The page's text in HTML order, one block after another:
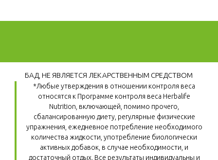
БАД, НЕ ЯВЛЯЕТСЯ ЛЕКАРСТВЕННЫМ СРЕДСТВОМ
*Любые утверждения в отношении контроля веса
относятся к Программе контроля веса Herbalife
Nutrition, включающей, помимо прочего,
сбалансированную диету, регулярные физические
упражнения, ежедневное потребление необходимого
количества жидкости, употребление биологически
активных добавок, в случае необходимости, и
достаточный отдых. Все результаты индивидуальны и